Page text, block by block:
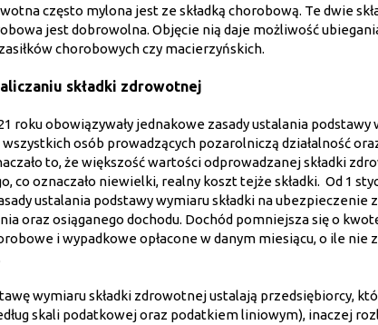
często mylona jest ze składką chorobową. Te dwie
jest dobrowolna. Objęcie nią daje możliwość
chorobowych czy macierzyńskich.
składki zdrowotnej
roku obowiązywały jednakowe zasady ustalania
wszystkich osób prowadzących pozarolniczą działalność
to, że większość wartości odprowadzanej składki
co oznaczało niewielki, realny koszt tejże składki. Od 1
ustalania podstawy wymiaru składki na
oraz osiąganego dochodu. Dochód pomniejsza się o
i wypadkowe opłacone w danym miesiącu, o ile nie
wymiaru składki zdrowotnej ustalają przedsiębiorcy,
skali podatkowej oraz podatkiem liniowym), inaczej